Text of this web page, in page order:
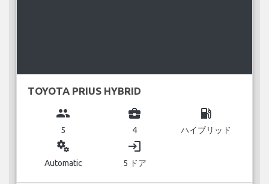
TOYOTA PRIUS HYBRID
group
5
business_center
4
local_gas_station
ハイブリッド
miscellaneous_services
Automatic
login
5 ドア